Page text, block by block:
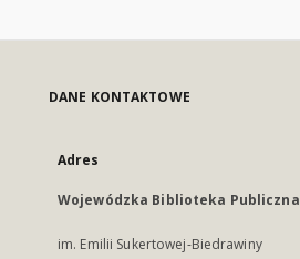
DANE KONTAKTOWE
Adres
Wojewódzka Biblioteka Publiczna
im. Emilii Sukertowej-Biedrawiny